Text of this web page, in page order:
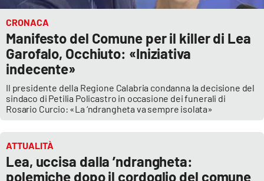
CRONACA
Manifesto del Comune per il killer di Lea
Garofalo, Occhiuto: «Iniziativa
indecente»
Il presidente della Regione Calabria condanna la decisione del
sindaco di Petilia Policastro in occasione dei funerali di
Rosario Curcio: «La ‘ndrangheta va sempre isolata»
ATTUALITÀ
Lea, uccisa dalla ’ndrangheta:
polemiche dopo il cordoglio del comune